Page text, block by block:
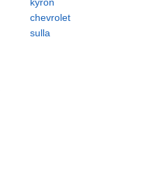
chevrolet
sulla